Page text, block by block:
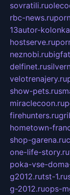
sovratili.ru
rbc-news.ru
13autor-
hostserve.ru
neznobi.ru
delfinet.ru
velotrenajery.ru
show-pets.ru
miraclecoon.ru
firehunters.ru
hometown-
shop-garena.ru
one-life-story.ru
poka-vse-
g2012.rutst-1.ru
g-2012.ruops-